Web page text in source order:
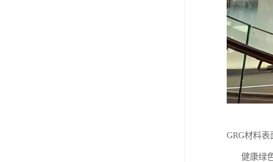
GRG材料
健康绿色